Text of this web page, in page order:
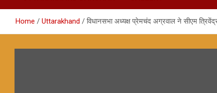
Home Uttarakhand विधानसभा अध्यक्ष प्रेमचंद अग्रवाल ने सीएम